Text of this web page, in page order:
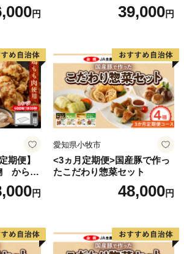
円 39,000円
期便】
からあ
円
愛知県小牧市
<3ヵ月定期便>国産豚で作っ
たこだわり惣菜セット
48,000円